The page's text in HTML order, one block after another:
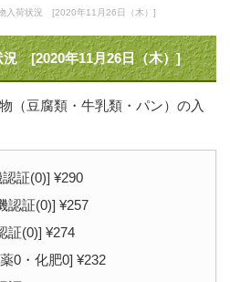
入荷状況 [2020年11月26日（木）]
況 [2020年11月26日（木）]
（豆腐類・牛乳類・パン）の入
証(0)] ¥290
認証(0)] ¥257
証(0)] ¥274
0・化肥0] ¥232